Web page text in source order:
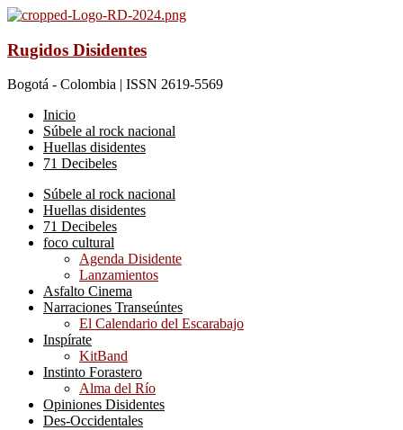
Rugidos Disidentes
Bogotá - Colombia | ISSN 2619-5569
Inicio
Súbele al rock nacional
Huellas disidentes
71 Decibeles
Súbele al rock nacional
Huellas disidentes
71 Decibeles
foco cultural
Agenda Disidente
Lanzamientos
Asfalto Cinema
Narraciones Transeúntes
El Calendario del Escarabajo
Inspírate
KitBand
Instinto Forastero
Alma del Río
Opiniones Disidentes
Des-Occidentales